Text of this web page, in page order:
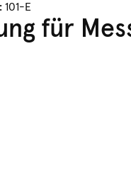
101-E
für
überspringen